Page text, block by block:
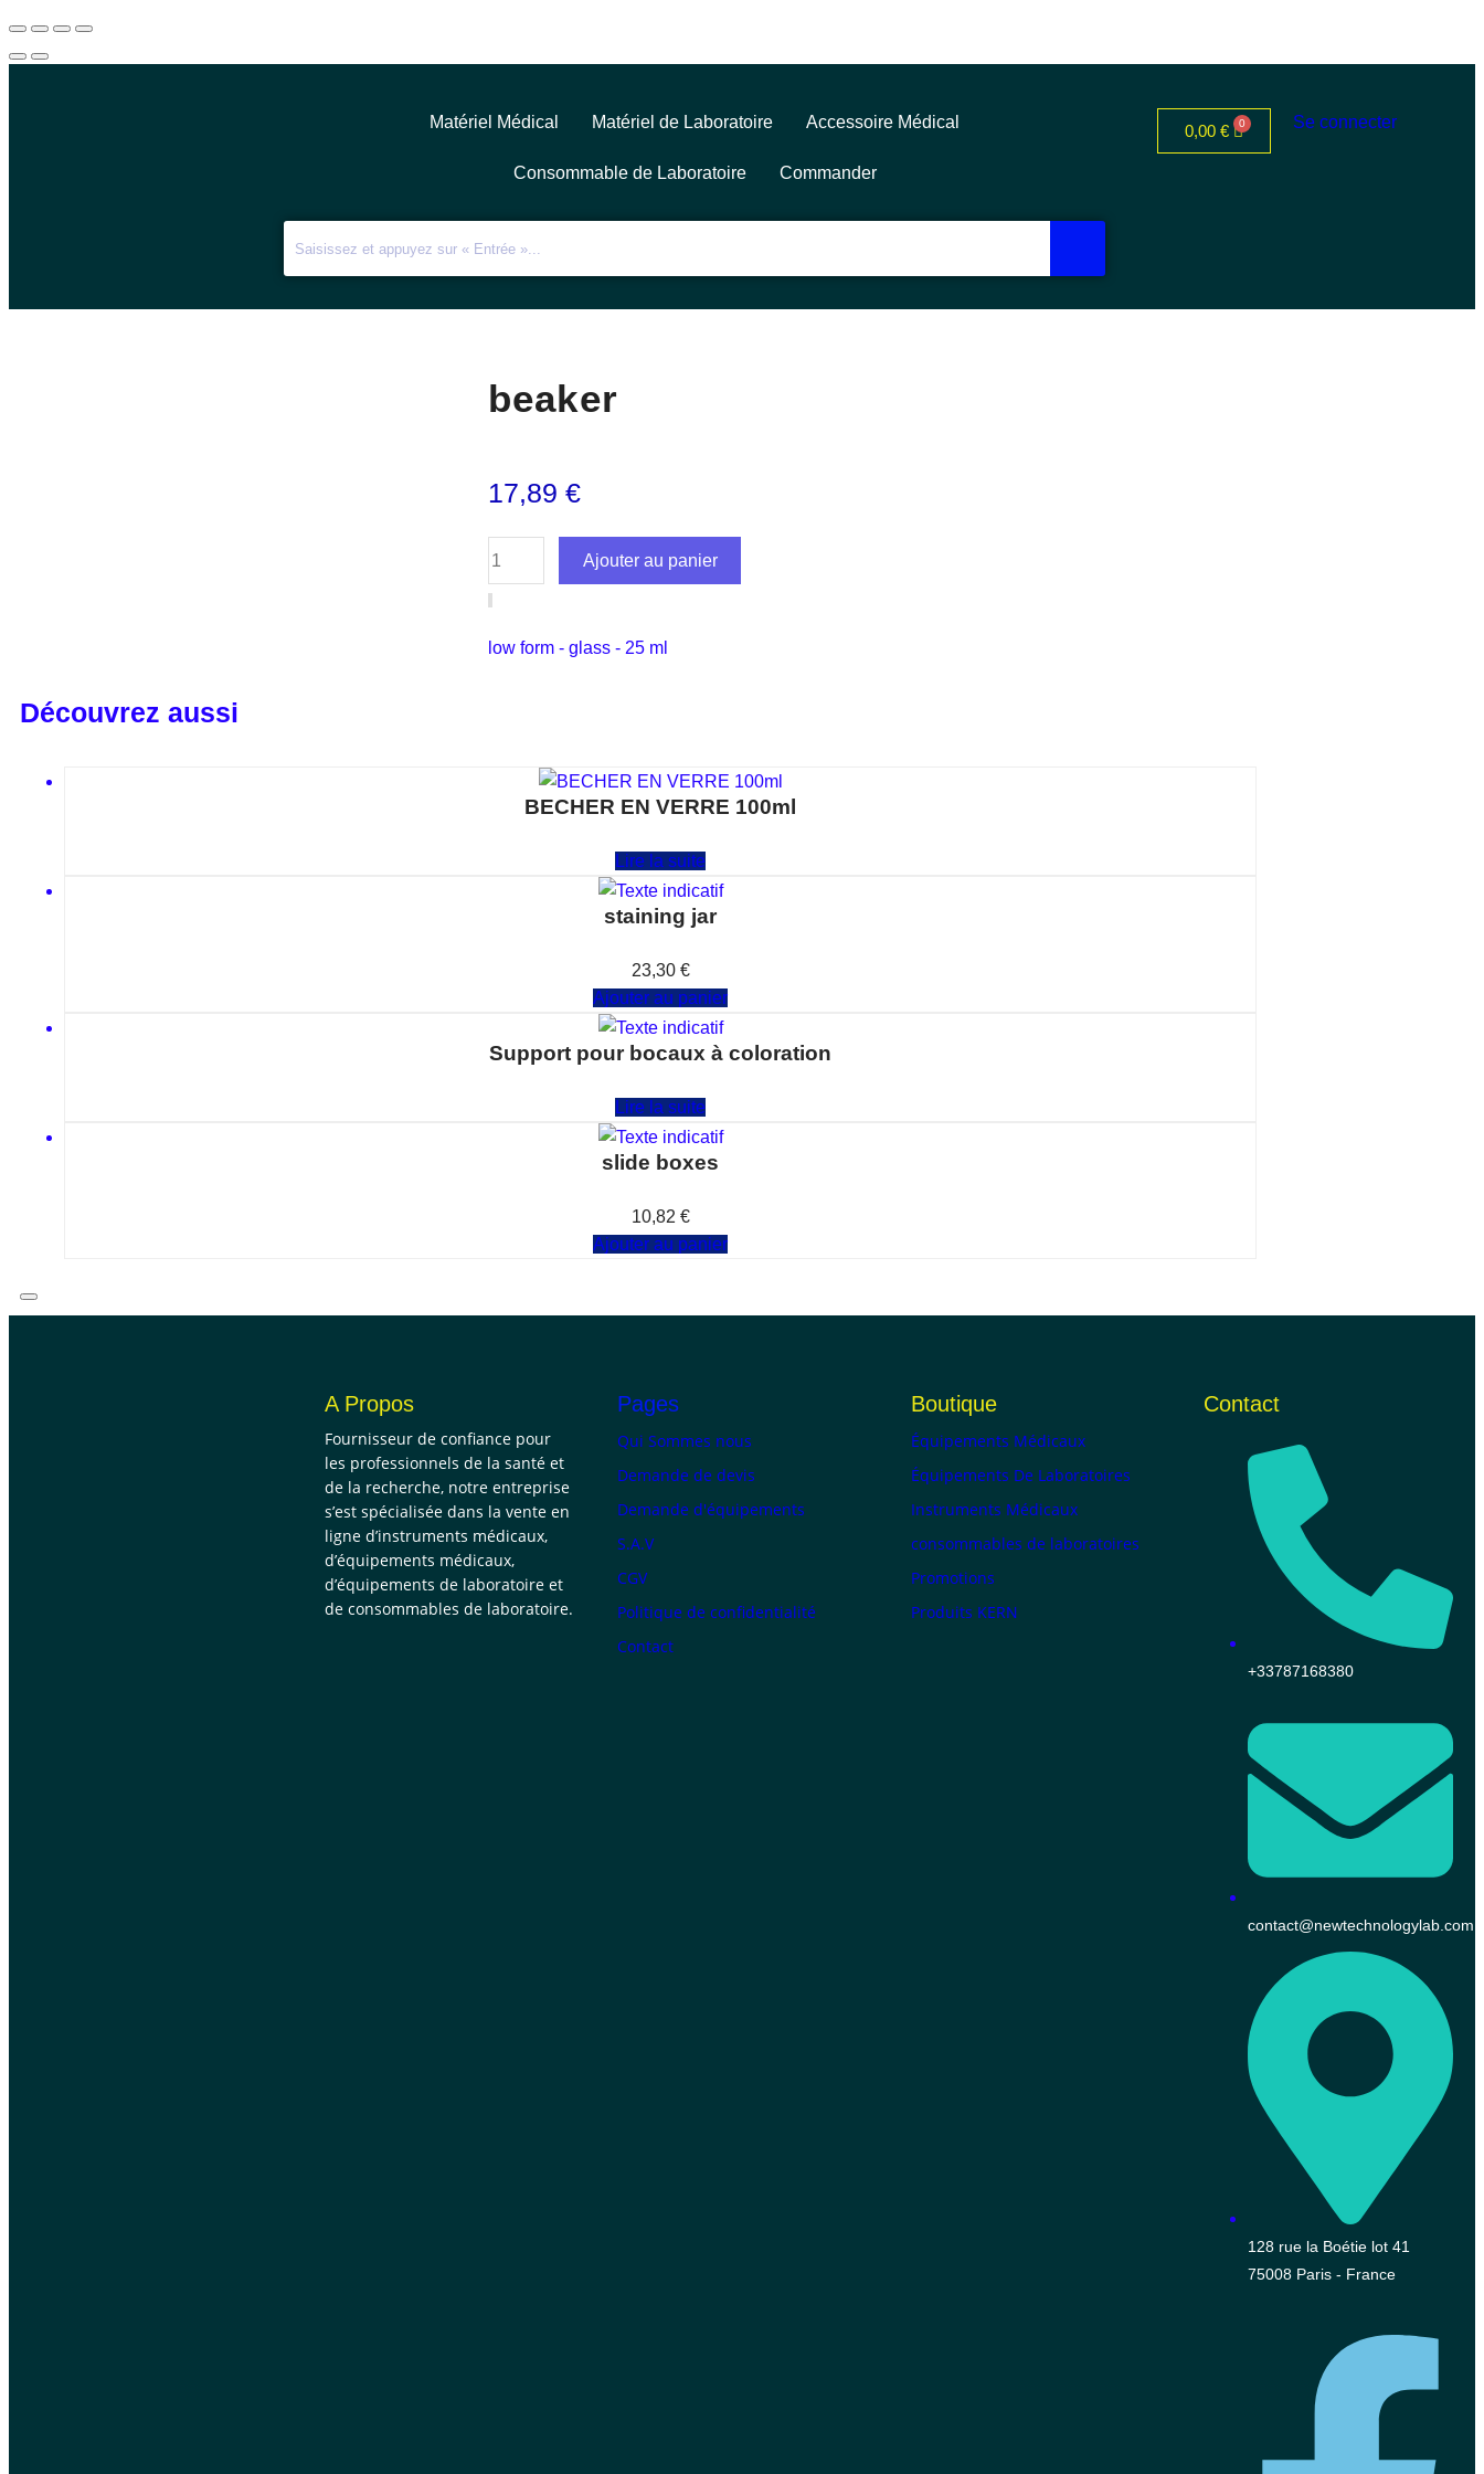
Matériel Médical Matériel de Laboratoire Accessoire Médical
Consommable de Laboratoire Commander
0,00 € Se connecter
beaker
17,89€
Ajouter au panier
low form - glass - 25 ml
Découvrez aussi
BECHER EN VERRE 100ml
Lire la suite
staining jar
23,30 €
Ajouter au panier
Support pour bocaux à coloration
Lire la suite
slide boxes
10,82 €
Ajouter au panier
A Propos
Fournisseur de confiance pour
les professionnels de la santé et
de la recherche, notre entreprise
s’est spécialisée dans la vente en
ligne d’instruments médicaux,
d’équipements médicaux,
d’équipements de laboratoire et
de consommables de laboratoire.
Pages
Qui Sommes nous
Demande de devis
Demande d'équipements
S.A.V
CGV
Politique de confidentialité
Contact
Boutique
Équipements Médicaux
Équipements De Laboratoires
Instruments Médicaux
consommables de laboratoires
Promotions
Produits KERN
Contact
+33787168380
contact@newtechnologylab.com
128 rue la Boétie lot 41
75008 Paris - France